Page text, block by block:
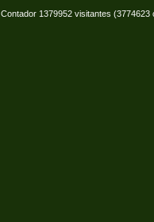
Contador 1379952 visitantes